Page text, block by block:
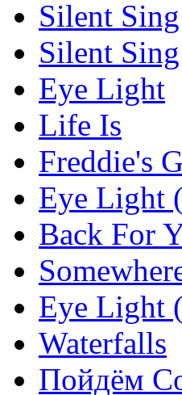
Silent
Silent
Eye Light
Life Is
Freddie's
Eye Light
Back For
Eye Light
Waterfalls
Пойдём